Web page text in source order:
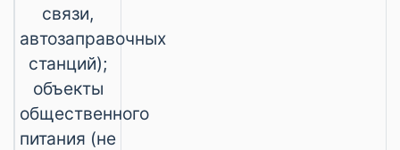
связи,
автозаправочных
станций);
объекты
общественного
питания (не